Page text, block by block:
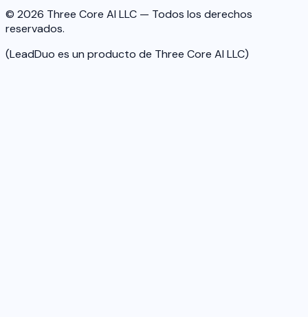
© 2026 Three Core AI LLC — Todos los derechos
reservados.
(LeadDuo es un producto de Three Core AI LLC)